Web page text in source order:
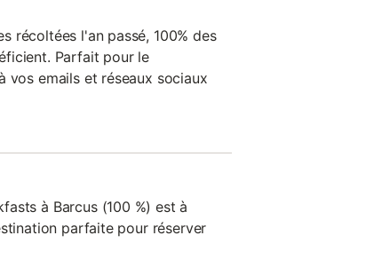
récoltées l'an passé, 100% des
Parfait pour le
vos emails et réseaux sociaux
à Barcus (100 %) est à
parfaite pour réserver